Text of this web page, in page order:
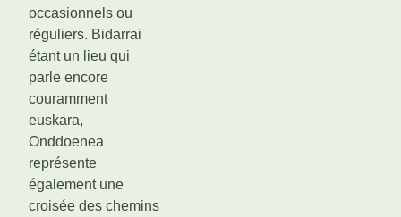
occasionnels ou
réguliers. Bidarrai
étant un lieu qui
parle encore
couramment
euskara,
Onddoenea
représente
également une
croisée des chemins